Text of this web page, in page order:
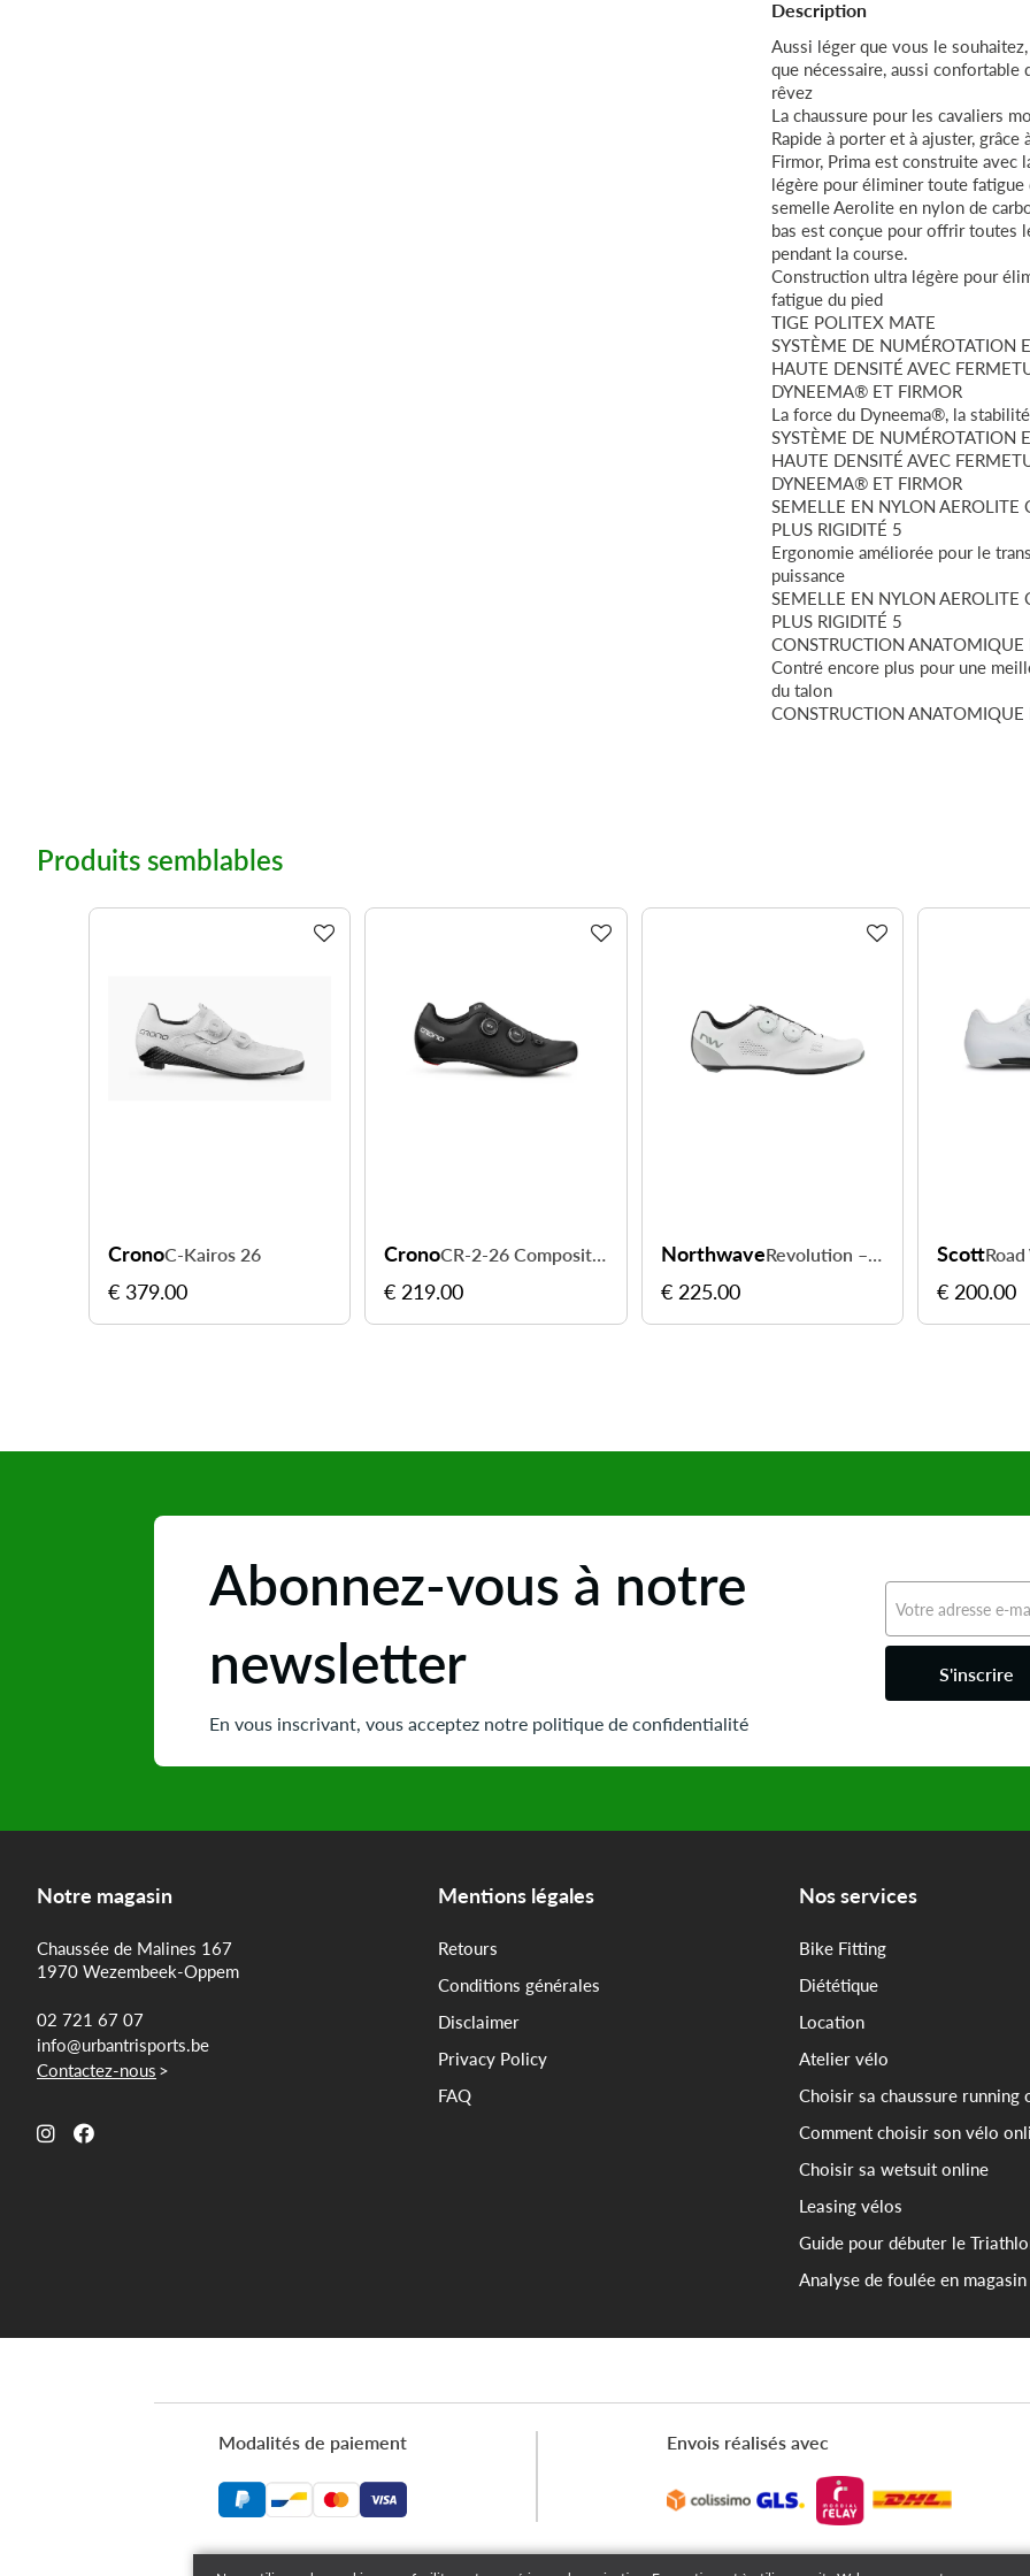
PLUS RIGIDITÉ 5
CONSTRUCTION
Contré encore plus pour une
du talon
CONSTRUCTION
Description
Aussi léger que vous le
que nécessaire, aussi confortable
rêvez
La chaussure pour les cavaliers
Rapide à porter et à ajuster, grâce
Firmor, Prima est construite avec
légère pour éliminer toute fatigue
semelle Aerolite en nylon de
bas est conçue pour offrir toutes
pendant la course.
Construction ultra légère pour
fatigue du pied
TIGE POLITEX MATE
SYSTÈME DE NUMÉROTATION
HAUTE DENSITÉ AVEC
DYNEEMA® ET FIRMOR
La force du Dyneema®, la
SYSTÈME DE NUMÉROTATION
HAUTE DENSITÉ AVEC
DYNEEMA® ET FIRMOR
SEMELLE EN NYLON AEROLITE
PLUS RIGIDITÉ 5
Ergonomie améliorée pour le
puissance
SEMELLE EN NYLON AEROLITE
PLUS RIGIDITÉ 5
CONSTRUCTION ANATOMIQUE
Contré encore plus pour une
du talon
CONSTRUCTION ANATOMIQUE
Produits semblables
CronoC-Kairos 26
€ 379.00
Crono CR-2-26 Composit - maintien précis en course
€ 219.00
Northwave Revolution – rigidité carbone pour watts optimisés
€ 225.00
Scott
€ 200.00
Abonnez-vous à notre
newsletter
En vous inscrivant, vous acceptez notre politique de confidentialité
S'inscrire
Notre magasin
Chaussée de Malines 167
1970 Wezembeek-Oppem
02 721 67 07
info@urbantrisports.be
Contactez-nous>
Mentions légales
Retours
Conditions générales
Disclaimer
Privacy Policy
FAQ
Nos services
Bike Fitting
Diététique
Location
Atelier vélo
Choisir sa chaussure running
Comment choisir son vélo
Choisir sa wetsuit online
Leasing vélos
Guide pour débuter le
Analyse de foulée en magasin
Modalités de paiement Envois réalisés avec